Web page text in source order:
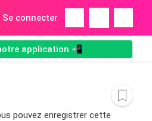
Se connecter
application 📲
pouvez enregistrer cette